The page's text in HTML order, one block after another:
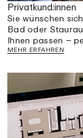
Privatkund:innen
Sie wünschen
Bad oder
Ihnen passen –
MEHR ERFAHREN